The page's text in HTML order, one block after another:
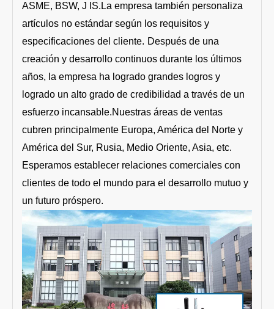
ASME, BSW, J IS.La empresa también personaliza
artículos no estándar según los requisitos y
especificaciones del cliente. Después de una
creación y desarrollo continuos durante los últimos
años, la empresa ha logrado grandes logros y
logrado un alto grado de credibilidad a través de un
esfuerzo incansable.Nuestras áreas de ventas
cubren principalmente Europa, América del Norte y
América del Sur, Rusia, Medio Oriente, Asia, etc.
Esperamos establecer relaciones comerciales con
clientes de todo el mundo para el desarrollo mutuo y
un futuro próspero.